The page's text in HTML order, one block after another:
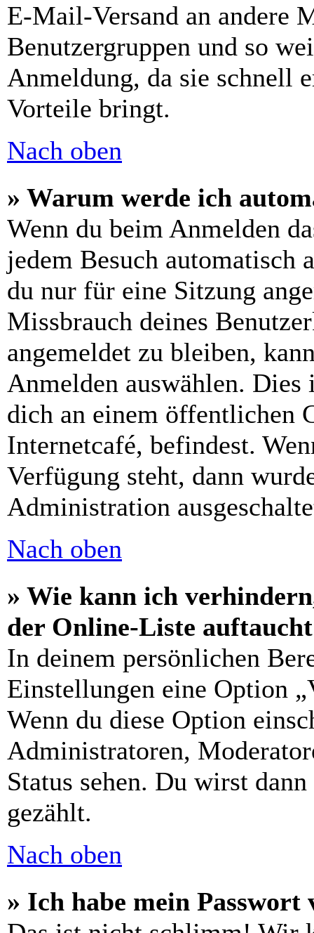
E-Mail-Versand an andere
Benutzergruppen und so
Anmeldung, da sie schnell
Vorteile bringt.
Nach oben
» Warum werde ich
Wenn du beim Anmelden
jedem Besuch automatisch
du nur für eine Sitzung
Missbrauch deines
angemeldet zu bleiben,
Anmelden auswählen.
dich an einem öffentlichen
Internetcafé, befindest.
Verfügung steht, dann
Administration
Nach oben
» Wie kann ich
der Online-Liste
In deinem persönlichen
Einstellungen eine Option
Wenn du diese Option
Administratoren,
Status sehen. Du wirst
gezählt.
Nach oben
» Ich habe mein Passwort